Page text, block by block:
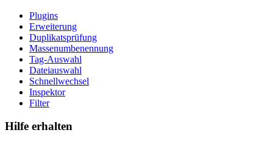
Plugins
Erweiterung
Duplikatsprüfung
Massenumbenennung
Tag-Auswahl
Dateiauswahl
Schnellwechsel
Inspektor
Filter
Hilfe erhalten